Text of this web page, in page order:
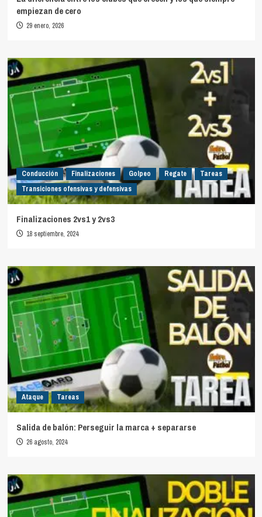
empiezan de cero
29 enero, 2026
Conducción Finalizaciones Golpeo Regate
Tareas
Transiciones ofensivas y defensivas
Finalizaciones 2vs1 y 2vs3
18 septiembre, 2024
Ataque Tareas
Salida de balón: Perseguir la marca + separarse
26 agosto, 2024